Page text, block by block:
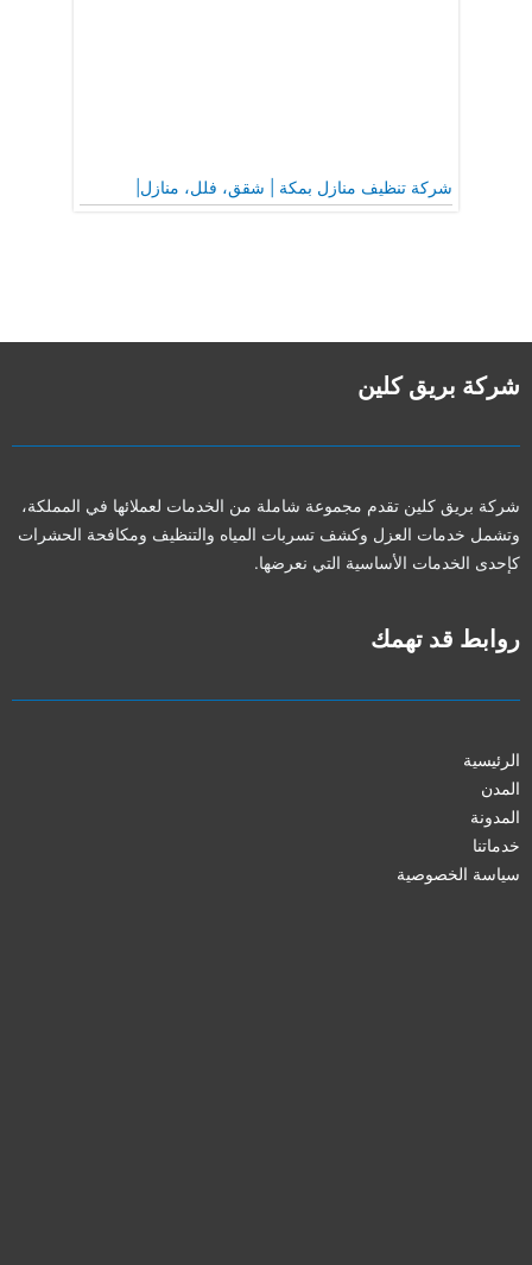
شركة تنظيف منازل بمكة | شقق، فلل، منازل|
شركة بريق كلين
شركة بريق كلين تقدم مجموعة شاملة من الخدمات لعملائها في المملكة،
وتشمل خدمات العزل وكشف تسربات المياه والتنظيف ومكافحة الحشرات
كإحدى الخدمات الأساسية التي نعرضها.
روابط قد تهمك
الرئيسية
المدن
المدونة
خدماتنا
سياسة الخصوصية